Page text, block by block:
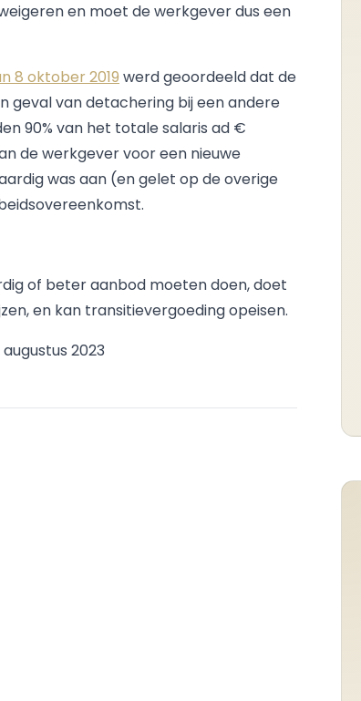
en moet de werkgever dus een
8 oktober 2019 werd geoordeeld dat de
geval van detachering bij een andere
90% van het totale salaris ad €
de werkgever voor een nieuwe
was aan (en gelet op de overige
of beter aanbod moeten doen, doet
en kan transitievergoeding opeisen.
2023